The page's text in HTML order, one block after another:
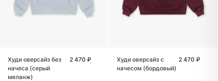
Худи оверсайз без
начеса (серый
меланж)
2 470 ₽
Худи оверсайз с
начесом (бордовый)
2 470 ₽